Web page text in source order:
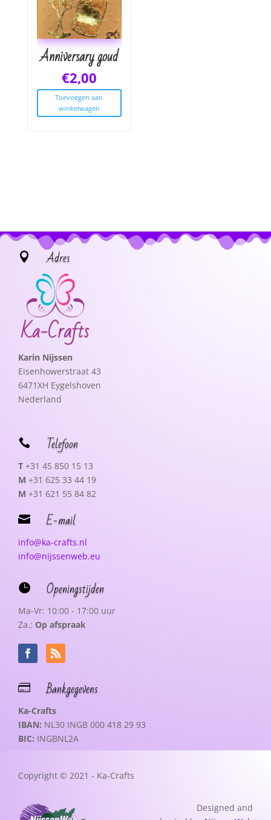
Anniversary goud
€2,00
Toevoegen aan
winkelwagen
 Adres
Karin Nijssen
Eisenhowerstraat 43
6471XH Eygelshoven
Nederland
 Telefoon
T +31 45 850 15 13
M +31 625 33 44 19
M +31 621 55 84 82
 E-mail
info@ka-crafts.nl
info@nijssenweb.eu
 Openingstijden
Ma-Vr: 10:00 - 17:00 uur
Za.: Op afspraak
 Bankgegevens
Ka-Crafts
IBAN: NL30 INGB 000 418 29 93
BIC: INGBNL2A
Copyright © 2021 - Ka-Crafts
Designed and